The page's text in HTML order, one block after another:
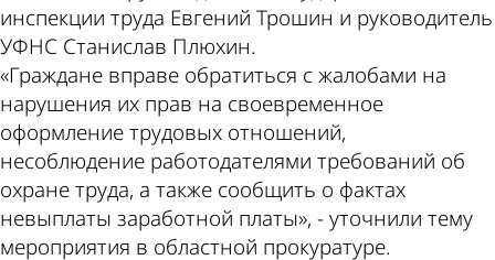
инспекции труда Евгений Трошин и руководитель
УФНС Станислав Плюхин.
«Граждане вправе обратиться с жалобами на
нарушения их прав на своевременное
оформление трудовых отношений,
несоблюдение работодателями требований об
охране труда, а также сообщить о фактах
невыплаты заработной платы», - уточнили тему
мероприятия в областной прокуратуре.